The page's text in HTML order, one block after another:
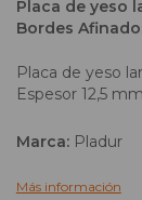
Placa de yeso
Bordes
Placa de yeso
Espesor 12,5
Marca:Pladur
Más información